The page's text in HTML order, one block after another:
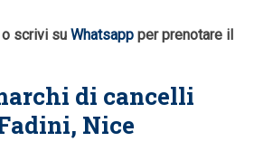
scrivi su Whatsapp per prenotare il
di cancelli
Nice